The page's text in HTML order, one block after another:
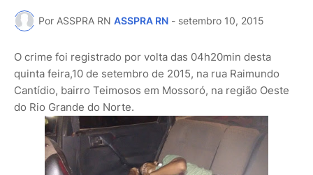
Por ASSPRA RN ASSPRA RN - setembro 10, 2015
O crime foi registrado por volta das 04h20min desta
quinta feira,10 de setembro de 2015, na rua Raimundo
Cantídio, bairro Teimosos em Mossoró, na região Oeste
do Rio Grande do Norte.